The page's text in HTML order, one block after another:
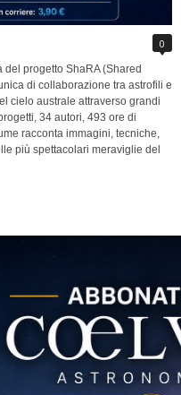
0
progetto ShaRA (Shared
di collaborazione tra astrofili e
cielo australe attraverso grandi
34 autori, 493 ore di
racconta immagini, tecniche,
più spettacolari meraviglie del